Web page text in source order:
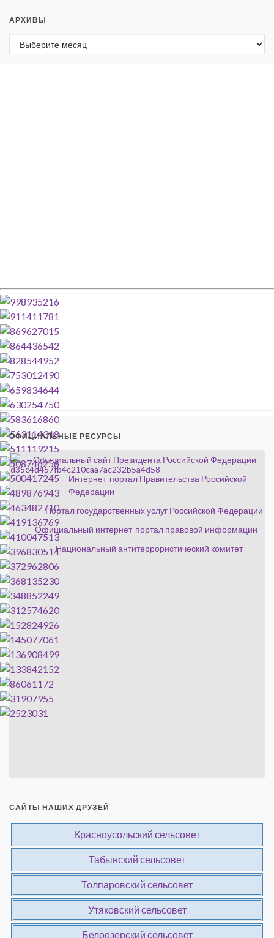
АРХИВЫ
Архивы
ОФИЦИАЛЬНЫЕ РЕСУРСЫ
Официальный сайт Президента Российской Федерации
Интернет-портал Правительства Российской
Федерации
Портал государственных услуг Российской Федерации
Официальный интернет-портал правовой информации
Национальный антитеррористический комитет
САЙТЫ НАШИХ ДРУЗЕЙ
Красноусольский сельсовет
Табынский сельсовет
Толпаровский сельсовет
Утяковский сельсовет
Белоозерский сельсовет